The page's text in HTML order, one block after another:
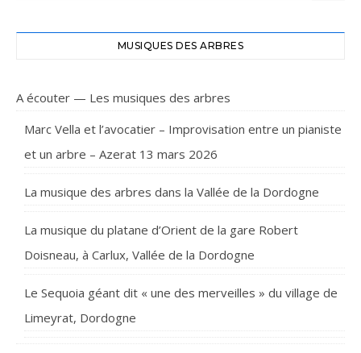
MUSIQUES DES ARBRES
A écouter — Les musiques des arbres
Marc Vella et l’avocatier – Improvisation entre un pianiste
et un arbre – Azerat 13 mars 2026
La musique des arbres dans la Vallée de la Dordogne
La musique du platane d’Orient de la gare Robert
Doisneau, à Carlux, Vallée de la Dordogne
Le Sequoia géant dit « une des merveilles » du village de
Limeyrat, Dordogne